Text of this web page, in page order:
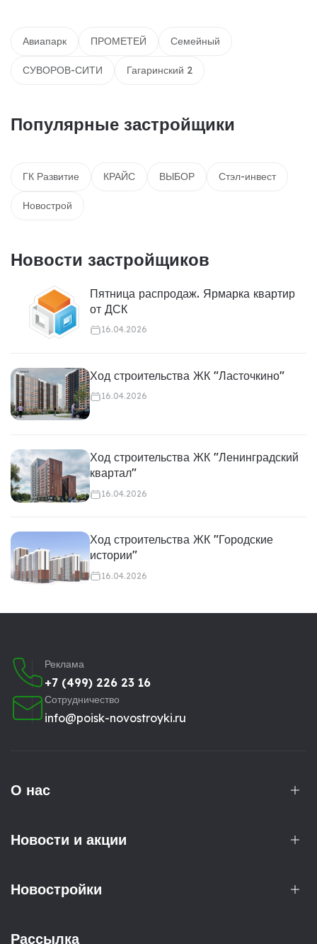
Авиапарк ПРОМЕТЕЙ Семейный
СУВОРОВ-СИТИ Гагаринский 2
Популярные застройщики
ГК Развитие КРАЙС ВЫБОР Стэл-инвест
Новострой
Новости застройщиков
Пятница распродаж. Ярмарка квартир
от ДСК
16.04.2026
Ход строительства ЖК "Ласточкино"
16.04.2026
Ход строительства ЖК "Ленинградский
квартал"
16.04.2026
Ход строительства ЖК "Городские
истории"
16.04.2026
Реклама
+7 (499) 226 23 16
Сотрудничество
info@poisk-novostroyki.ru
О нас
Новости и акции
Новостройки
Рассылка